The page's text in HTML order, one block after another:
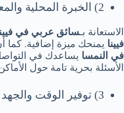
2) الخبرة المحلية والمعرفة السياحية
الاستعانة بـسائق عربي في
فيينا يمنحك ميزة إضافية. كما
في النمسا يساعدك في
الأسئلة بحرية تامة حول
3) توفير الوقت والجهد